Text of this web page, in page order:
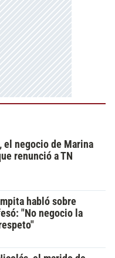
negocio de Marina
renunció a TN
habló sobre
"No negocio la